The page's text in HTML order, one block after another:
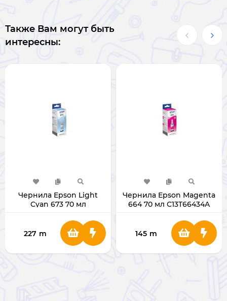
Также Вам могут быть
интересны:
Чернила Epson Light
Cyan 673 70 мл
227 m
Чернила Epson Magenta
664 70 мл C13T66434A
145 m